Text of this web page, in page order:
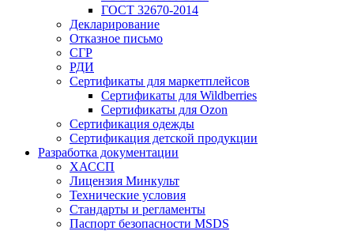
ГОСТ 32670-2014
Декларирование
Отказное письмо
СГР
РДИ
Сертификаты для маркетплейсов
Сертификаты для Wildberries
Сертификаты для Ozon
Сертификация одежды
Сертификация детской продукции
Разработка документации
ХАССП
Лицензия Минкульт
Технические условия
Стандарты и регламенты
Паспорт безопасности MSDS